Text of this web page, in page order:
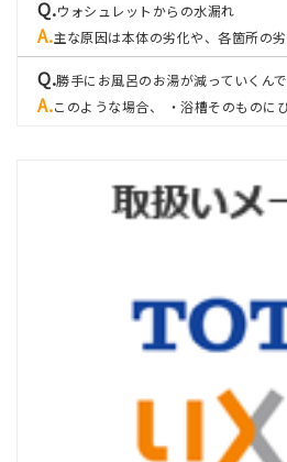
ウォシュレットからの水漏れ
主な原因は本体の劣化や、各箇所の
勝手にお風呂のお湯が減っていくん
このような場合、 ・浴槽そのものに